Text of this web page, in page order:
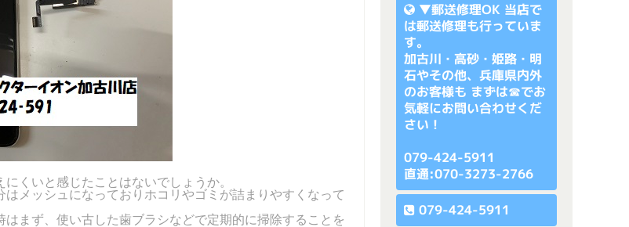
くいと感じたことはないでしょうか。
はメッシュになっておりホコリやゴミが詰まりやすくなって
はまず、使い古した歯ブラシなどで定期的に掃除することを
▼郵送修理OK 当店で
は郵送修理も行っていま
す。
加古川・高砂・姫路・明
石やその他、兵庫県内外
のお客様も まずは☎でお
気軽にお問い合わせくだ
さい！
079-424-5911
直通:070-3273-2766
079-424-5911